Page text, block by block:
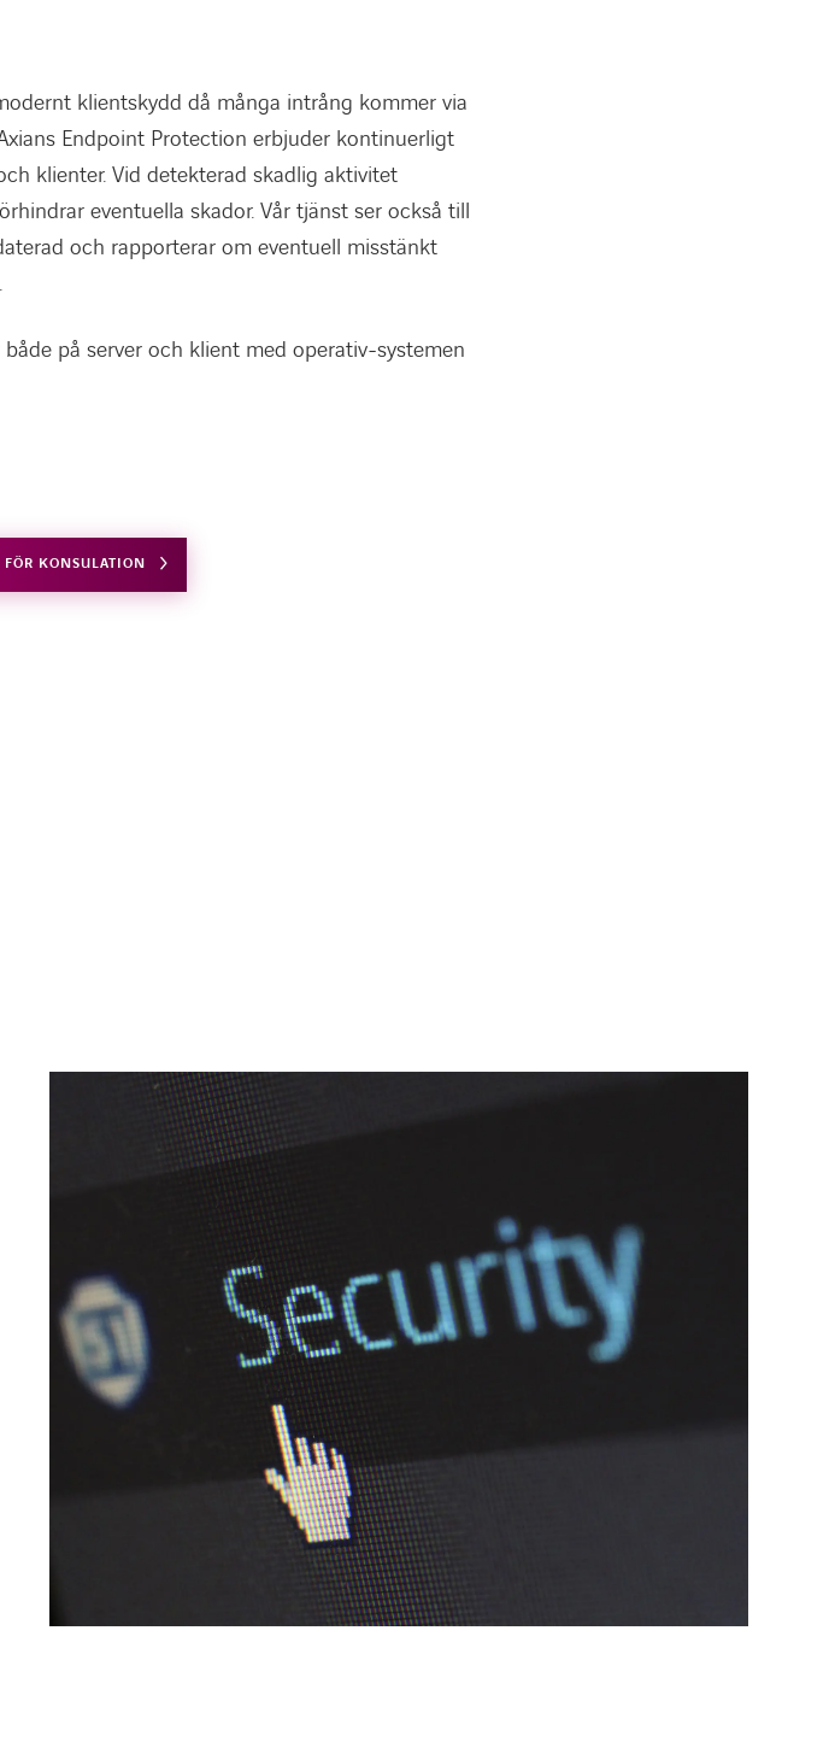
klientskydd då många intrång kommer via
Endpoint Protection erbjuder kontinuerligt
klienter. Vid detekterad skadlig aktivitet
eventuella skador. Vår tjänst ser också till
och rapporterar om eventuell misstänkt
på server och klient med operativ-systemen
FÖR KONSULATION